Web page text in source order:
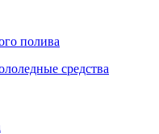
полива
средства